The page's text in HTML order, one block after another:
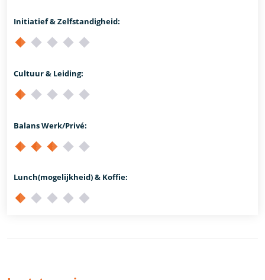
Initiatief & Zelfstandigheid:
Cultuur & Leiding:
Balans Werk/Privé:
Lunch(mogelijkheid) & Koffie: